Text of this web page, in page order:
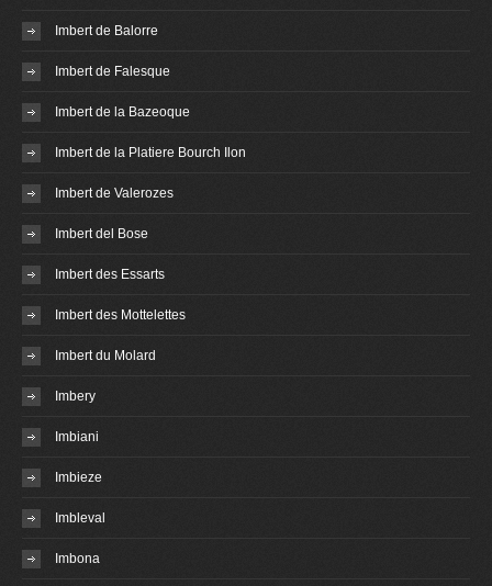
Imbert de Balorre
Imbert de Falesque
Imbert de la Bazeoque
Imbert de la Platiere Bourch Ilon
Imbert de Valerozes
Imbert del Bose
Imbert des Essarts
Imbert des Mottelettes
Imbert du Molard
Imbery
Imbiani
Imbieze
Imbleval
Imbona